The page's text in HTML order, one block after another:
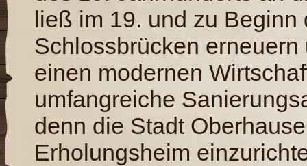
ließ im 19. und zu
Schlossbrücken
einen modernen
umfangreiche
denn die Stadt
Erholungsheim